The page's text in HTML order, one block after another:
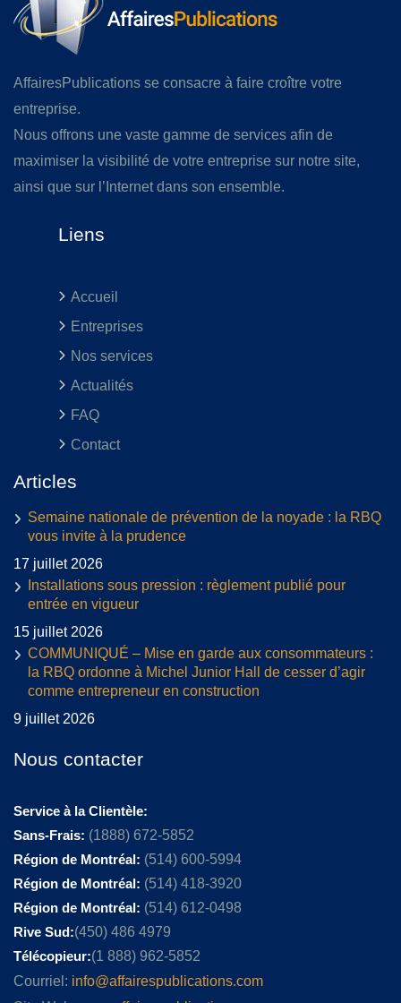
AffairesPublications se consacre à faire croître votre
entreprise.
Nous offrons une vaste gamme de services afin de
maximiser la visibilité de votre entreprise sur notre site,
ainsi que sur l’Internet dans son ensemble.
Liens
Accueil
Entreprises
Nos services
Actualités
FAQ
Contact
Articles
Semaine nationale de prévention de la noyade : la RBQ
vous invite à la prudence
17 juillet 2026
Installations sous pression : règlement publié pour
entrée en vigueur
15 juillet 2026
COMMUNIQUÉ – Mise en garde aux consommateurs :
la RBQ ordonne à Michel Junior Hall de cesser d’agir
comme entrepreneur en construction
9 juillet 2026
Nous contacter
Service à la Clientèle:
Sans-Frais: (1888) 672-5852
Région de Montréal: (514) 600-5994
Région de Montréal: (514) 418-3920
Région de Montréal: (514) 612-0498
Rive Sud:(450) 486 4979
Télécopieur:(1 888) 962-5852
Courriel: info@affairespublications.com